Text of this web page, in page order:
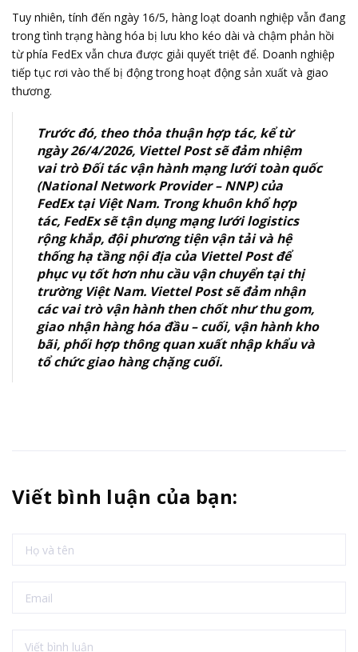
Tuy nhiên, tính đến ngày 16/5, hàng loạt doanh nghiệp vẫn đang
trong tình trạng hàng hóa bị lưu kho kéo dài và chậm phản hồi
từ phía FedEx vẫn chưa được giải quyết triệt để. Doanh nghiệp
tiếp tục rơi vào thế bị động trong hoạt động sản xuất và giao
thương.
Trước đó, theo thỏa thuận hợp tác, kể từ
ngày 26/4/2026, Viettel Post sẽ đảm nhiệm
vai trò Đối tác vận hành mạng lưới toàn quốc
(National Network Provider – NNP) của
FedEx tại Việt Nam. Trong khuôn khổ hợp
tác, FedEx sẽ tận dụng mạng lưới logistics
rộng khắp, đội phương tiện vận tải và hệ
thống hạ tầng nội địa của Viettel Post để
phục vụ tốt hơn nhu cầu vận chuyển tại thị
trường Việt Nam. Viettel Post sẽ đảm nhận
các vai trò vận hành then chốt như thu gom,
giao nhận hàng hóa đầu – cuối, vận hành kho
bãi, phối hợp thông quan xuất nhập khẩu và
tổ chức giao hàng chặng cuối.
Viết bình luận của bạn: